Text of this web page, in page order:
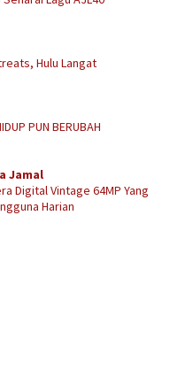
Hulu Langat
PUN BERUBAH
Jamal
Digital Vintage 64MP Yang
Harian